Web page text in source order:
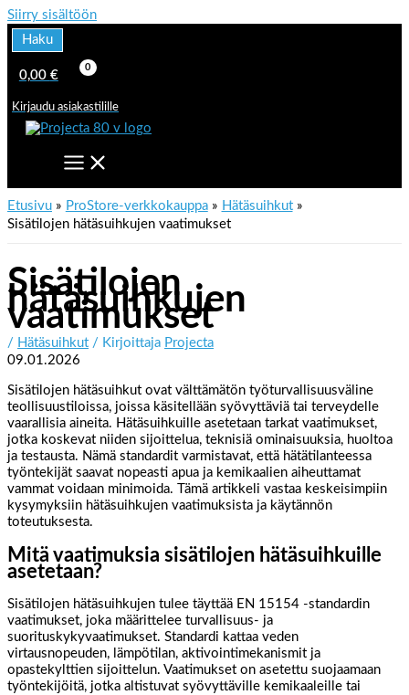
Siirry sisältöön
Haku
0,00 €
Kirjaudu asiakastilille
Etusivu ProStore-verkkokauppa
Hätäsuihkut
Sisätilojen hätäsuihkujen vaatimukset
Sisätilojen
hätäsuihkujen
vaatimukset
/ Hätäsuihkut / Kirjoittaja Projecta
09.01.2026
Sisätilojen hätäsuihkut ovat välttämätön työturvallisuusväline
teollisuustiloissa, joissa käsitellään syövyttäviä tai terveydelle
vaarallisia aineita. Hätäsuihkuille asetetaan tarkat vaatimukset,
jotka koskevat niiden sijoittelua, teknisiä ominaisuuksia, huoltoa
ja testausta. Nämä standardit varmistavat, että hätätilanteessa
työntekijät saavat nopeasti apua ja kemikaalien aiheuttamat
vammat voidaan minimoida. Tämä artikkeli vastaa keskeisimpiin
kysymyksiin hätäsuihkujen vaatimuksista ja käytännön
toteutuksesta.
Mitä vaatimuksia sisätilojen hätäsuihkuille
asetetaan?
Sisätilojen hätäsuihkujen tulee täyttää EN 15154 -standardin
vaatimukset, joka määrittelee turvallisuus- ja
suorituskykyvaatimukset. Standardi kattaa veden
virtausnopeuden, lämpötilan, aktivointimekanismit ja
opastekylttien sijoittelun. Vaatimukset on asetettu suojaamaan
työntekijöitä, jotka altistuvat syövyttäville kemikaaleille tai